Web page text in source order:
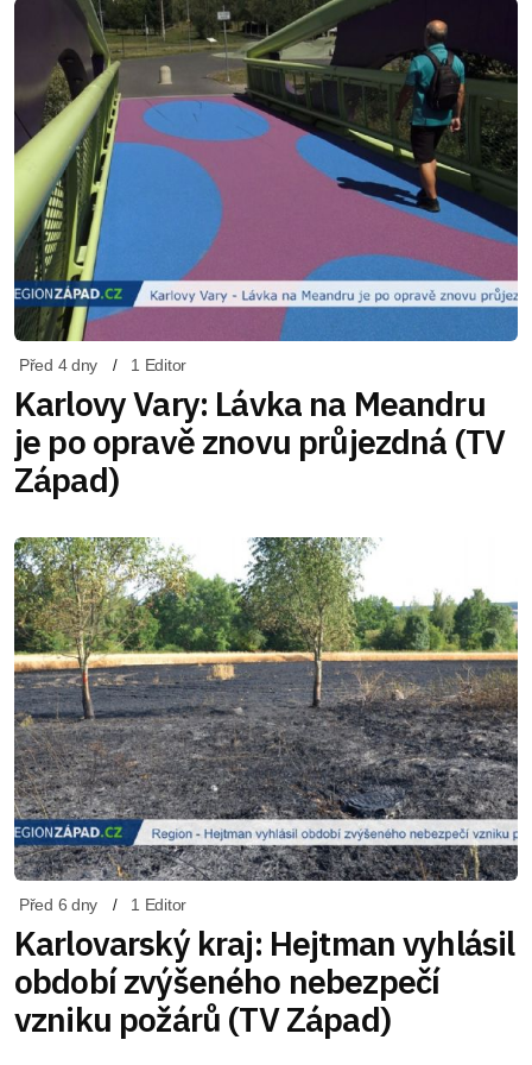
Před 4 dny 1 Editor
Karlovy Vary: Lávka na Meandru
je po opravě znovu průjezdná (TV
Západ)
Před 6 dny 1 Editor
Karlovarský kraj: Hejtman vyhlásil
období zvýšeného nebezpečí
vzniku požárů (TV Západ)